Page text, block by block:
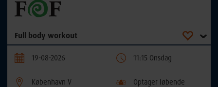
Full body workout
19-08-2026 11:15 Onsdag
København V Optager løbende